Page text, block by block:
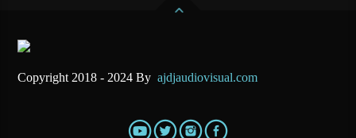
Copyright 2018 - 2024 Byajdjaudiovisual.com